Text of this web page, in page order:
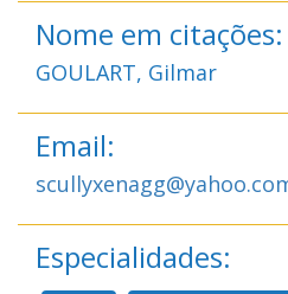
Nome em citações:
GOULART, Gilmar
Email:
Especialidades: